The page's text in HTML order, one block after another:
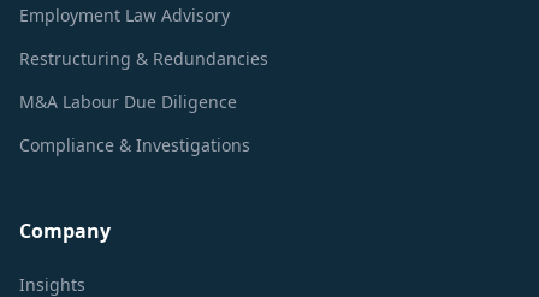
Employment Law Advisory
Restructuring & Redundancies
M&A Labour Due Diligence
Compliance & Investigations
Company
Insights